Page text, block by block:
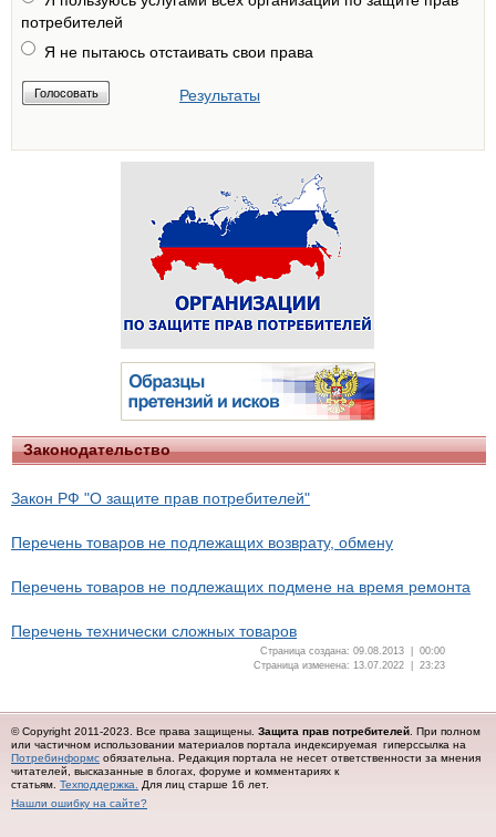
потребителей
Я не пытаюсь отстаивать свои права
Результаты
Законодательство
Закон РФ "О защите прав потребителей"
Перечень товаров не подлежащих возврату, обмену
Перечень товаров не подлежащих подмене на время ремонта
Перечень технически сложных товаров
Страница создана: 09.08.2013 | 00:00
Страница изменена: 13.07.2022 | 23:23
© Copyright 2011-2023. Все права защищены. Защита прав потребителей . При полном
или частичном использовании материалов портала индексируемая гиперссылка на
Потребинформс обязательна. Редакция портала не несет ответственности за мнения
читателей, высказанные в блогах, форуме и комментариях к
статьям. Техподдержка.
Для лиц старше 16 лет.
Нашли ошибку на сайте?